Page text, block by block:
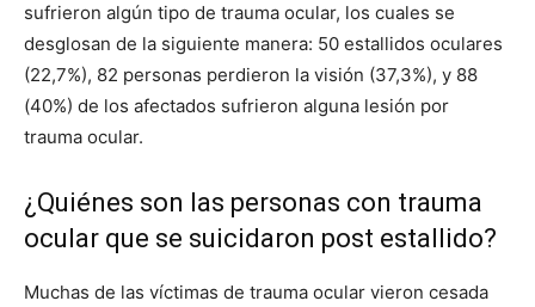
sufrieron algún tipo de trauma ocular, los cuales se
desglosan de la siguiente manera: 50 estallidos oculares
(22,7%), 82 personas perdieron la visión (37,3%), y 88
(40%) de los afectados sufrieron alguna lesión por
trauma ocular.
¿Quiénes son las personas con trauma
ocular que se suicidaron post estallido?
Muchas de las víctimas de trauma ocular vieron cesada